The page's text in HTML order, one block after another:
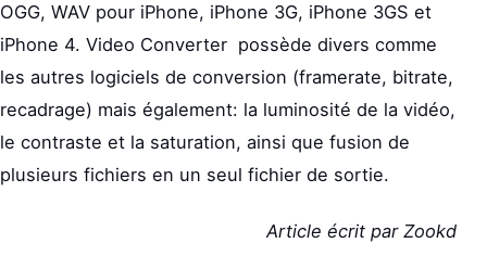
OGG, WAV pour iPhone, iPhone 3G, iPhone 3GS et
iPhone 4. Video Converter possède divers comme
les autres logiciels de conversion (framerate, bitrate,
recadrage) mais également: la luminosité de la vidéo,
le contraste et la saturation, ainsi que fusion de
plusieurs fichiers en un seul fichier de sortie.
Article écrit par Zookd